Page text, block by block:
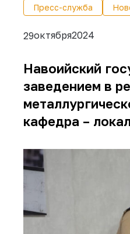
Пресс-служба
29октября2024
Навоийский
заведением в
кафедра –